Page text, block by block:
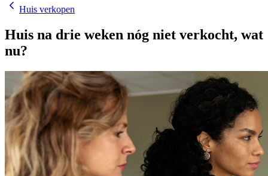
Huis verkopen
Huis na drie weken nóg niet verkocht, wat
nu?